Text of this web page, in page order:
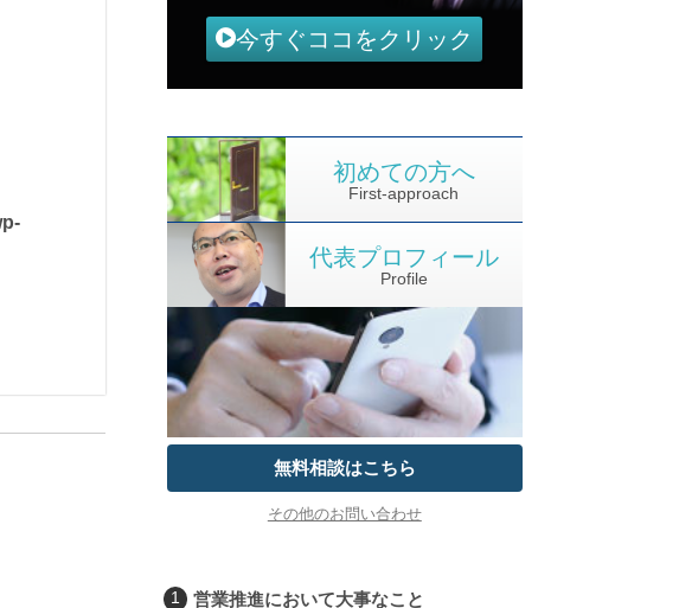
今すぐココをクリック
First-approach
初めての方へ
Profile
代表プロフィール
無料相談はこちら
その他のお問い合わせ
営業推進において大事なこと